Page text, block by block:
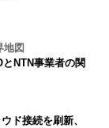
地図
NTN事業者の関
ド接続を刷新、